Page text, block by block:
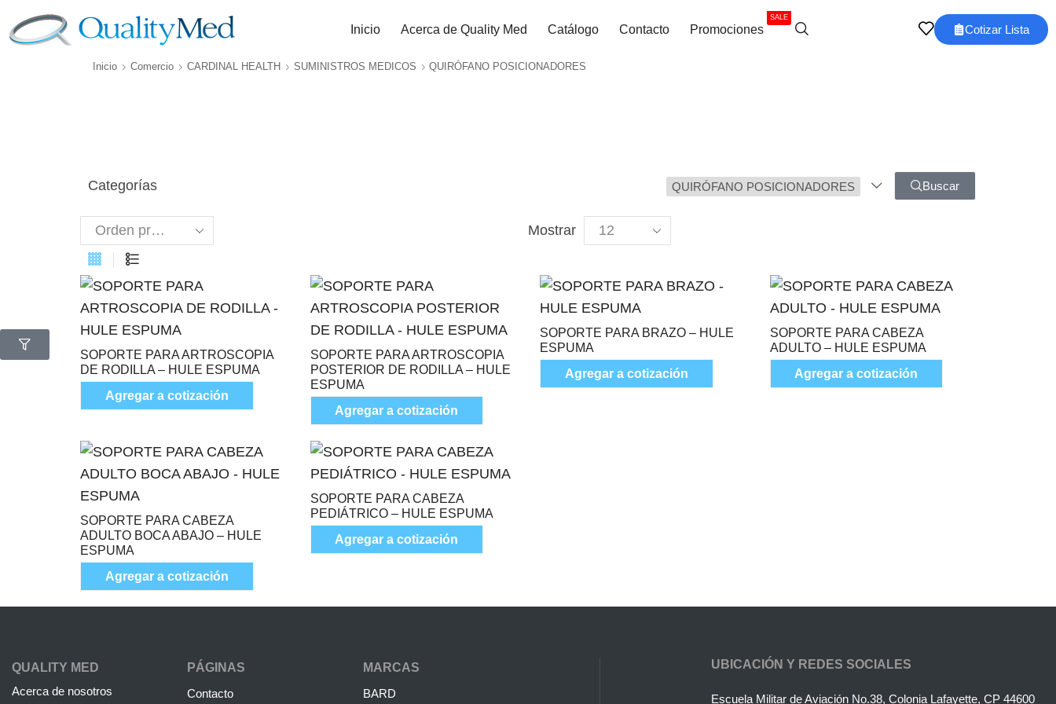
Inicio Acerca de Quality Med Catálogo Contacto Promociones
SALE
Cotizar Lista
Inicio Comercio CARDINAL HEALTH SUMINISTROS MEDICOS QUIRÓFANO POSICIONADORES
Categorías QUIRÓFANO POSICIONADORES Buscar
Mostrar
SOPORTE PARA ARTROSCOPIA
DE RODILLA – HULE ESPUMA
Agregar a cotización
SOPORTE PARA ARTROSCOPIA
POSTERIOR DE RODILLA – HULE
ESPUMA
Agregar a cotización
SOPORTE PARA BRAZO – HULE
ESPUMA
Agregar a cotización
SOPORTE PARA CABEZA
ADULTO – HULE ESPUMA
Agregar a cotización
SOPORTE PARA CABEZA
ADULTO BOCA ABAJO – HULE
ESPUMA
Agregar a cotización
SOPORTE PARA CABEZA
PEDIÁTRICO – HULE ESPUMA
Agregar a cotización
QUALITY MED
Acerca de nosotros
PÁGINAS
Contacto
MARCAS
BARD
UBICACIÓN Y REDES SOCIALES
Escuela Militar de Aviación No.38, Colonia Lafayette, CP 44600